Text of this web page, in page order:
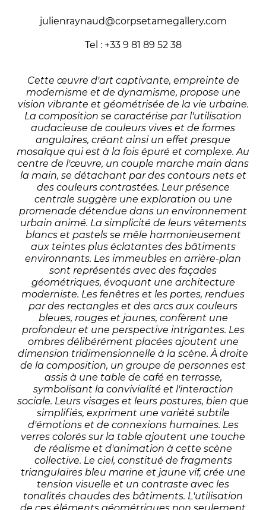
julienraynaud@corpsetamegallery.com
Tel : +33 9 81 89 52 38
Cette œuvre d'art captivante, empreinte de
modernisme et de dynamisme, propose une
vision vibrante et géométrisée de la vie urbaine.
La composition se caractérise par l'utilisation
audacieuse de couleurs vives et de formes
angulaires, créant ainsi un effet presque
mosaïque qui est à la fois épuré et complexe. Au
centre de l'œuvre, un couple marche main dans
la main, se détachant par des contours nets et
des couleurs contrastées. Leur présence
centrale suggère une exploration ou une
promenade détendue dans un environnement
urbain animé. La simplicité de leurs vêtements
blancs et pastels se mêle harmonieusement
aux teintes plus éclatantes des bâtiments
environnants. Les immeubles en arrière-plan
sont représentés avec des façades
géométriques, évoquant une architecture
moderniste. Les fenêtres et les portes, rendues
par des rectangles et des arcs aux couleurs
bleues, rouges et jaunes, confèrent une
profondeur et une perspective intrigantes. Les
ombres délibérément placées ajoutent une
dimension tridimensionnelle à la scène. À droite
de la composition, un groupe de personnes est
assis à une table de café en terrasse,
symbolisant la convivialité et l'interaction
sociale. Leurs visages et leurs postures, bien que
simplifiés, expriment une variété subtile
d'émotions et de connexions humaines. Les
verres colorés sur la table ajoutent une touche
de réalisme et d'animation à cette scène
collective. Le ciel, constitué de fragments
triangulaires bleu marine et jaune vif, crée une
tension visuelle et un contraste avec les
tonalités chaudes des bâtiments. L'utilisation